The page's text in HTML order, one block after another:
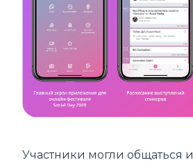
Участники могли общаться и